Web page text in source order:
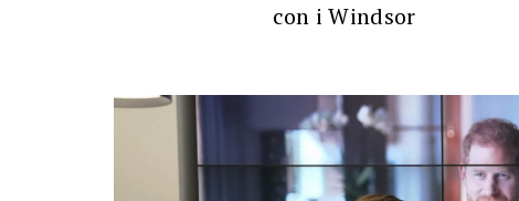
con i Windsor